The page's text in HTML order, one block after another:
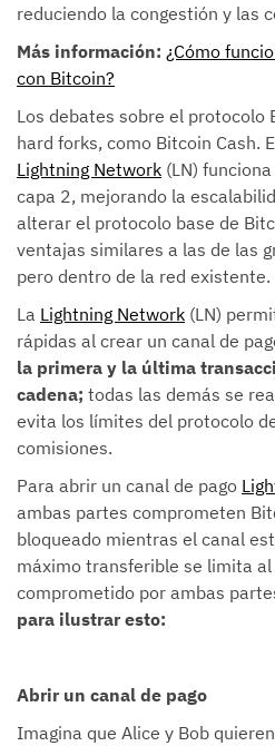
reduciendo la congestión y las
Más información: ¿Cómo
con Bitcoin?
Los debates sobre el protocolo
hard forks, como Bitcoin Cash.
Lightning Network (LN)
capa 2, mejorando la
alterar el protocolo base de
ventajas similares a las de las
pero dentro de la red existente.
La Lightning Network (LN)
rápidas al crear un canal de
la primera y la última
cadena; todas las demás se
evita los límites del protocolo
comisiones.
Para abrir un canal de pago
ambas partes comprometen
bloqueado mientras el canal
máximo transferible se limita
comprometido por ambas
para ilustrar esto:
Abrir un canal de pago
Imagina que Alice y Bob